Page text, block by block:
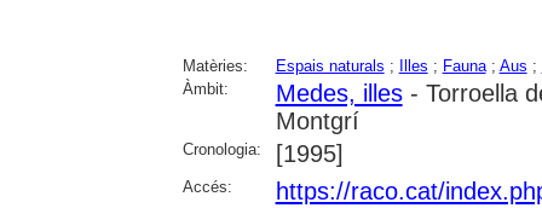
Matèries: Espais naturals ; Illes ; Fauna; Aus ;
Àmbit:
Medes, illes- Torroella
Montgrí
Cronologia: [1995]
Accés: https://raco.cat/